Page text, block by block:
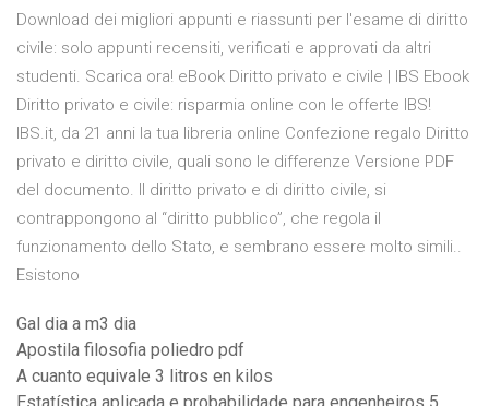
Download dei migliori appunti e riassunti per l'esame di diritto
civile: solo appunti recensiti, verificati e approvati da altri
studenti. Scarica ora! eBook Diritto privato e civile | IBS Ebook
Diritto privato e civile: risparmia online con le offerte IBS!
IBS.it, da 21 anni la tua libreria online Confezione regalo Diritto
privato e diritto civile, quali sono le differenze Versione PDF
del documento. Il diritto privato e di diritto civile, si
contrappongono al “diritto pubblico”, che regola il
funzionamento dello Stato, e sembrano essere molto simili..
Esistono
Gal dia a m3 dia
Apostila filosofia poliedro pdf
A cuanto equivale 3 litros en kilos